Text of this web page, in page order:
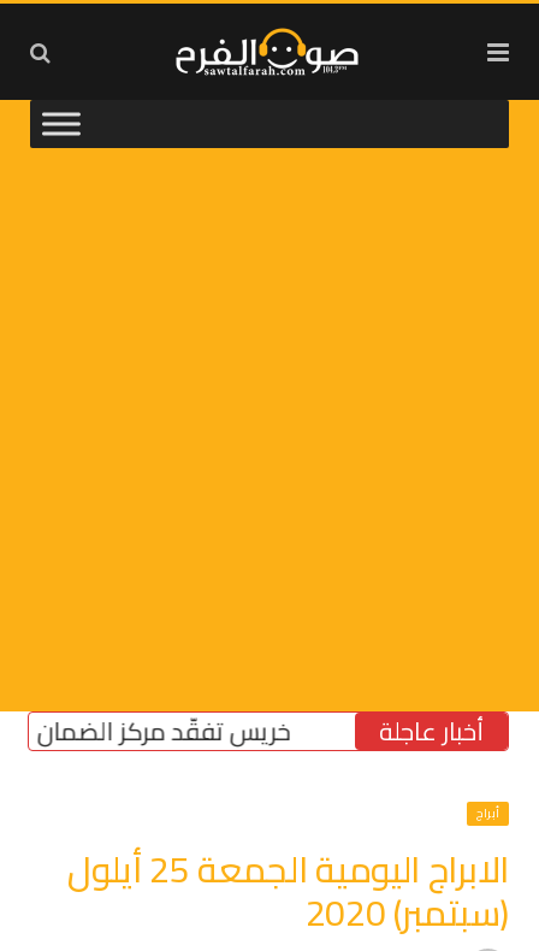
أخبار عاجلة خريس تفقّد مركز الضمان
أبراج
الابراج اليومية الجمعة 25 أيلول
(سبتمبر) 2020